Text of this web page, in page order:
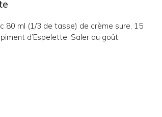
80 ml (1/3 de tasse) de crème sure, 15
d’Espelette. Saler au goût.